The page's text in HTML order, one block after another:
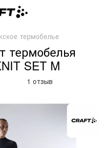
термобелье
термобелья
SET M
1 отзыв